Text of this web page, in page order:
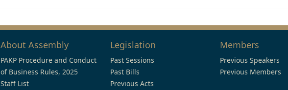
About Assembly
PAKP Procedure and Conduct
of Business Rules, 2025
Staff List
Legislation
Past Sessions
Past Bills
Previous Acts
Members
Previous Speakers
Previous Members